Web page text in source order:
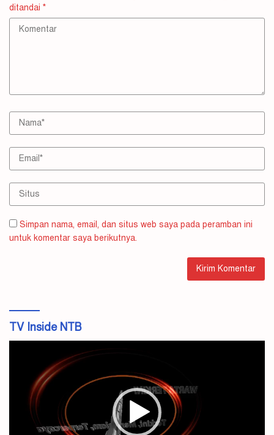
ditandai *
Simpan nama, email, dan situs web saya pada peramban ini
untuk komentar saya berikutnya.
TV Inside NTB